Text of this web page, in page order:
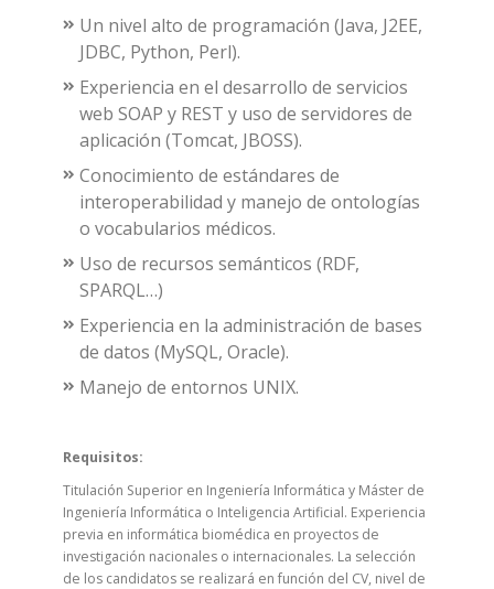
Un nivel alto de programación (Java, J2EE,
JDBC, Python, Perl).
Experiencia en el desarrollo de servicios
web SOAP y REST y uso de servidores de
aplicación (Tomcat, JBOSS).
Conocimiento de estándares de
interoperabilidad y manejo de ontologías
o vocabularios médicos.
Uso de recursos semánticos (RDF,
SPARQL…)
Experiencia en la administración de bases
de datos (MySQL, Oracle).
Manejo de entornos UNIX.
Requisitos:
Titulación Superior en Ingeniería Informática y Máster de
Ingeniería Informática o Inteligencia Artificial. Experiencia
previa en informática biomédica en proyectos de
investigación nacionales o internacionales. La selección
de los candidatos se realizará en función del CV, nivel de